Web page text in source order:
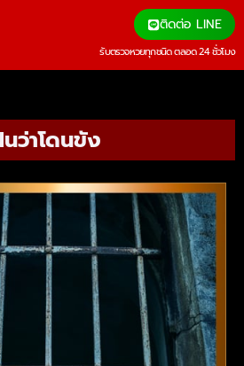
ติดต่อ LINE
รับตรวจหวยทุกชนิด ตลอด 24 ชั่วโมง
ว่าโดนขัง